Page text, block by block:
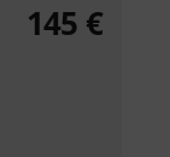
145 €